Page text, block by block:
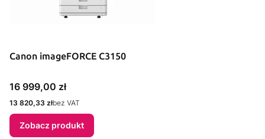
Canon imageFORCE C3150
Cena
16 999,00 zł
Cena
13 820,33 złbez VAT
Zobacz produkt